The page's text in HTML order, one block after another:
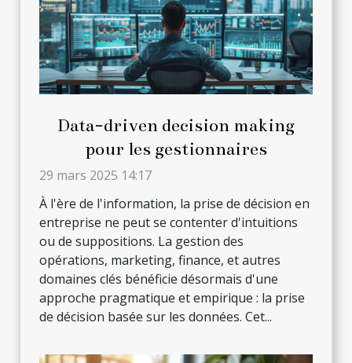
Data-driven decision making
pour les gestionnaires
29 mars 2025 14:17
À l'ère de l'information, la prise de décision en
entreprise ne peut se contenter d'intuitions
ou de suppositions. La gestion des
opérations, marketing, finance, et autres
domaines clés bénéficie désormais d'une
approche pragmatique et empirique : la prise
de décision basée sur les données. Cet...